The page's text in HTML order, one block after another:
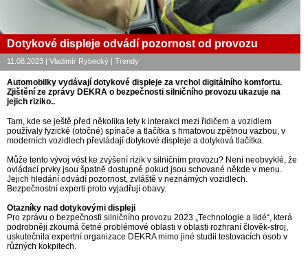
Dotykové displeje odvádí pozornost od provozu
11.08.2023 | Vladimír Rybecký | Trendy
Automobilky vydávají dotykové displeje za vrchol digitálního komfortu.
Zjištění ze zprávy DEKRA o bezpečnosti silničního provozu ukazuje na
jejich riziko..
Tam, kde se ještě před několika lety k interakci mezi řidičem a vozidlem
používaly fyzické (otočné) spínače a tlačítka s hmatovou zpětnou vazbou, v
moderních vozidlech převládají dotykové displeje a dotyková tlačítka.
Může tento vývoj vést ke zvýšení rizik v silničním provozu? Není neobvyklé, že
ovládací prvky jsou špatně dostupné pokud jsou schované někde v menu.
Jejich hledání odvádí pozornost, zvláště v neznámých vozidlech.
Bezpečnostní experti proto vyjadřují obavy.
Otazníky nad dotykovými displeji
Pro zprávu o bezpečnosti silničního provozu 2023 „Technologie a lidé“, která
podrobněji zkoumá četné problémové oblasti v oblasti rozhraní člověk-stroj,
uskutečnila expertní organizace DEKRA mimo jiné studii testovacích osob v
různých kokpitech.